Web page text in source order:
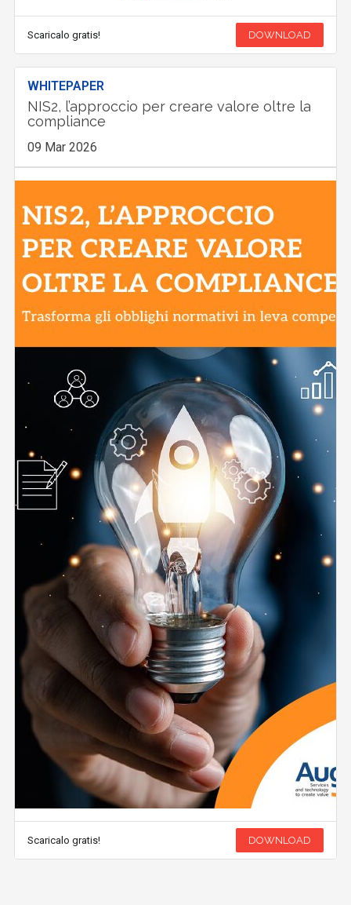
Scaricalo gratis! DOWNLOAD
WHITEPAPER
NIS2, l’approccio per creare valore oltre la
compliance
09 Mar 2026
Scaricalo gratis! DOWNLOAD